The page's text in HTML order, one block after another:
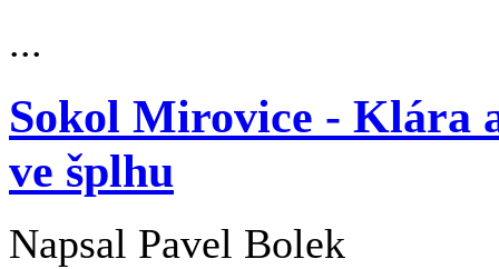
...
Sokol Mirovice - Klára
ve šplhu
Napsal Pavel Bolek